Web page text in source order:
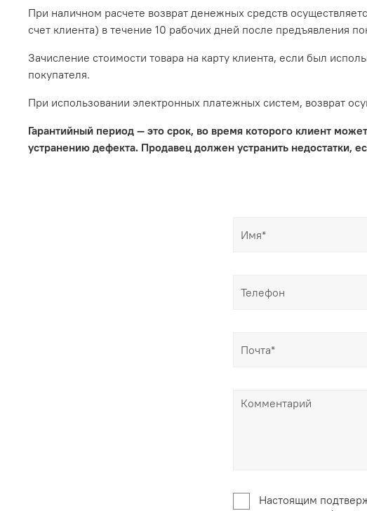
При наличном расчете возврат денежных средств
счет клиента) в течение 10 рабочих дней после предъявления
Зачисление стоимости товара на карту клиента, если был
покупателя.
При использовании электронных платежных систем, возврат
Гарантийный период — это срок, во время которого клиент
устранению дефекта. Продавец должен устранить недостатки,
Настоящим